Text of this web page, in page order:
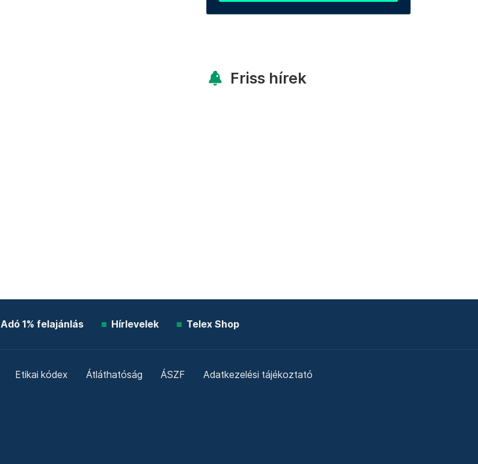
Friss hírek
Adó 1% felajánlás Hírlevelek Telex Shop
Etikai kódex Átláthatóság ÁSZF Adatkezelési tájékoztató